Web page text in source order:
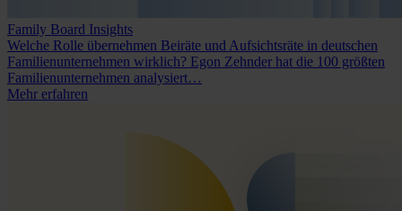
Family Board Insights
Welche Rolle übernehmen Beiräte und Aufsichtsräte in deutschen
Familienunternehmen wirklich? Egon Zehnder hat die 100 größten
Familienunternehmen analysiert…
Mehr erfahren